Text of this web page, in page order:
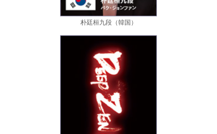
朴廷桓九段（韓国）